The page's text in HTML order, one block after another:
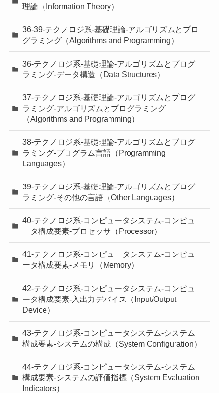
理論（Information Theory）
36-39-テクノロジ系-基礎理論-アルゴリズムとプロ
グラミング（Algorithms and Programming）
36-テクノロジ系-基礎理論-アルゴリズムとプログ
ラミング-データ構造（Data Structures）
37-テクノロジ系-基礎理論-アルゴリズムとプログ
ラミング-アルゴリズムとプログラミング
（Algorithms and Programming）
38-テクノロジ系-基礎理論-アルゴリズムとプログ
ラミング-プログラム言語（Programming
Languages）
39-テクノロジ系-基礎理論-アルゴリズムとプログ
ラミング-その他の言語（Other Languages）
40-テクノロジ系-コンピュータシステム-コンピュ
ータ構成要素-プロセッサ（Processor）
41-テクノロジ系-コンピュータシステム-コンピュ
ータ構成要素-メモリ（Memory）
42-テクノロジ系-コンピュータシステム-コンピュ
ータ構成要素-入出力デバイス（Input/Output
Device）
43-テクノロジ系-コンピュータシステム-システム
構成要素-システムの構成（System Configuration）
44-テクノロジ系-コンピュータシステム-システム
構成要素-システムの評価指標（System Evaluation
Indicators）